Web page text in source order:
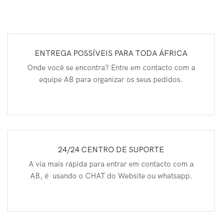
ENTREGA POSSÍVEIS PARA TODA ÁFRICA
Onde você se encontra? Entre em contacto com a
equipe AB para organizar os seus pedidos.
24/24 CENTRO DE SUPORTE
A via mais rápida para entrar em contacto com a
AB, é usando o CHAT do Website ou whatsapp.